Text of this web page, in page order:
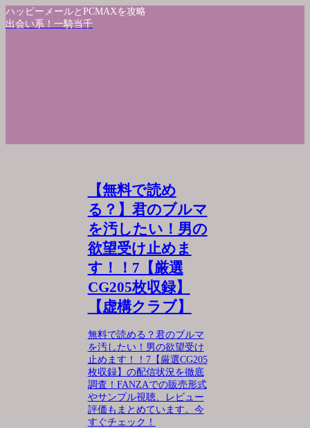
ハッピーメールとPCMAXを攻略
出会い系！一騎当千
【無料で読め
る？】君のブルマ
を汚したい！男の
欲望受け止めま
す！！7【厳選
CG205枚収録】
【虚構クラブ】
無料で読める？君のブルマ
を汚したい！男の欲望受け
止めます！！7【厳選CG205
枚収録】の配信状況を徹底
調査！FANZAでの販売形式
やサンプル視聴、レビュー
評価もまとめています。今
すぐチェック！